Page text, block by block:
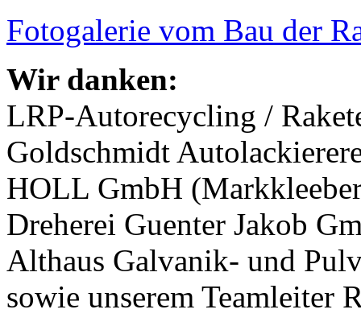
Fotogalerie vom Bau der
Wir danken:
LRP-Autorecycling /
Goldschmidt
HOLL GmbH
Dreherei Guenter Jakob
Althaus Galvanik- und
sowie unserem